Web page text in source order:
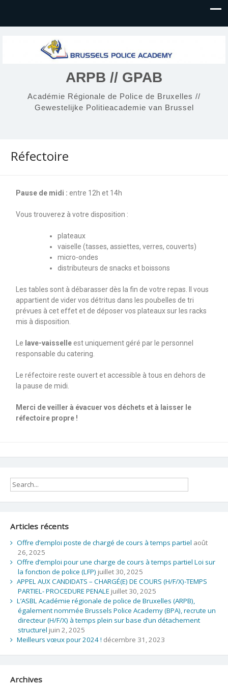
ARPB // GPAB
Académie Régionale de Police de Bruxelles //
Gewestelijke Politieacademie van Brussel
Réfectoire
Pause de midi : entre 12h et 14h
Vous trouverez à votre disposition :
plateaux
vaiselle (tasses, assiettes, verres, couverts)
micro-ondes
distributeurs de snacks et boissons
Les tables sont à débarasser dès la fin de votre repas. Il vous
appartient de vider vos détritus dans les poubelles de tri
prévues à cet effet et de déposer vos plateaux sur les racks
mis à disposition.
Le lave-vaisselleest uniquement géré par le personnel
responsable du catering.
Le réfectoire reste ouvert et accessible à tous en dehors de
la pause de midi.
Merci de veiller à évacuer vos déchets et à laisser le
réfectoire propre !
Articles récents
Offre d’emploi poste de chargé de cours à temps partiel août
26, 2025
Offre d’emploi pour une charge de cours à temps partiel Loi sur
la fonction de police (LFP) juillet 30, 2025
APPEL AUX CANDIDATS – CHARGÉ(E) DE COURS (H/F/X)-TEMPS
PARTIEL- PROCEDURE PENALE juillet 30, 2025
L’ASBL Académie régionale de police de Bruxelles (ARPB),
également nommée Brussels Police Academy (BPA), recrute un
directeur (H/F/X) à temps plein sur base d’un détachement
structurel juin 2, 2025
Meilleurs vœux pour 2024 ! décembre 31, 2023
Archives